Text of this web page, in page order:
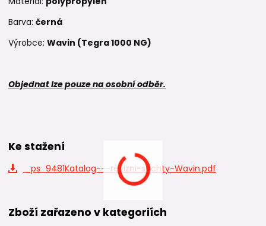
Barva: černá
Výrobce: Wavin (Tegra 1000 NG)
Objednat lze pouze na osobní odběr.
Ke stažení
_ps_9481Katalog---revizni-sachty-Wavin.pdf
Zboží zařazeno v kategoriích